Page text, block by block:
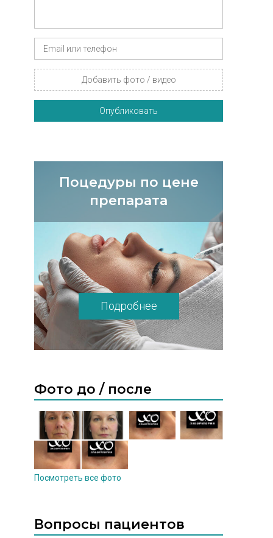
Добавить фото / видео
Опубликовать
Поцедуры по цене
препарата
Подробнее
Фото до / после
Посмотреть все фото
Вопросы пациентов